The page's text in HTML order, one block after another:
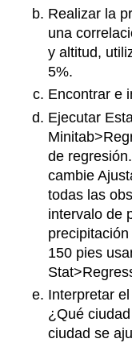
Realizar la
una
y altitud,
5%.
Encontrar e
Ejecutar
de
cambie
todas las
intervalo de
150 pies
Interpretar
¿Qué
ciudad se